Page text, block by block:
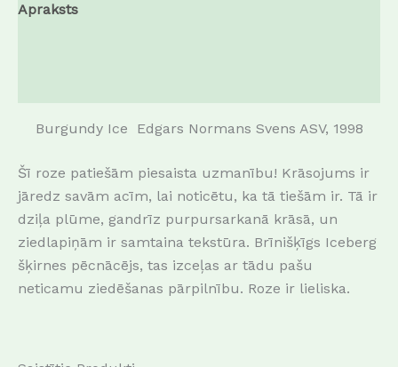
Apraksts
Burgundy Ice Edgars Normans Svens ASV, 1998
Šī roze patiešām piesaista uzmanību! Krāsojums ir
jāredz savām acīm, lai noticētu, ka tā tiešām ir. Tā ir
dziļa plūme, gandrīz purpursarkanā krāsā, un
ziedlapiņām ir samtaina tekstūra. Brīnišķīgs Iceberg
šķirnes pēcnācējs, tas izceļas ar tādu pašu
neticamu ziedēšanas pārpilnību. Roze ir lieliska.